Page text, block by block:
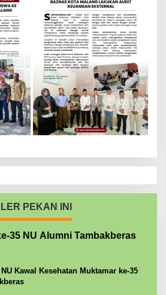
PEKAN INI
35 NU Alumni Tambakberas
Kawal Kesehatan Muktamar ke-35